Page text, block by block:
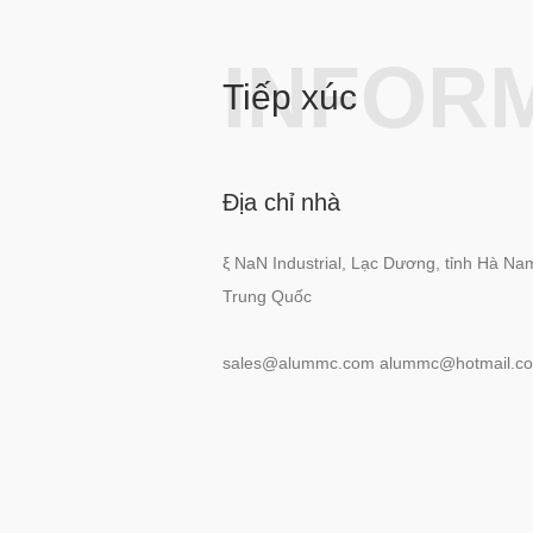
Tiếp xúc
Địa chỉ nhà
ξ NaN Industrial, Lạc Dương, tỉnh Hà
Trung Quốc
sales@alummc.com